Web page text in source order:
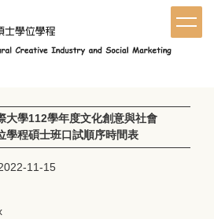
大學112學年度文化創意與社會
學程碩士班口試順序時間表
11-15